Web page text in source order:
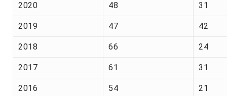
2020 48 31
2019 47 42
2018 66 24
2017 61 31
2016 54 21